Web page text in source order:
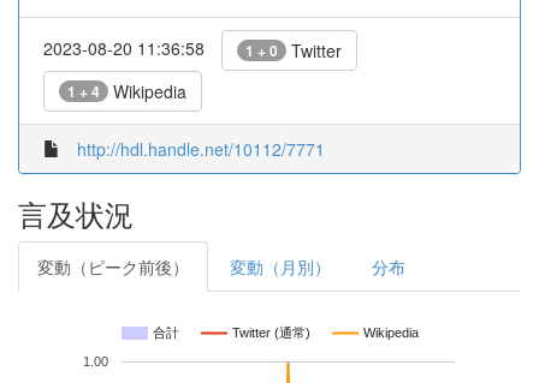
2023-08-20 11:36:58 1 + 0 Twitter
1 + 4 Wikipedia
http://hdl.handle.net/10112/7771
言及状況
変動（ピーク前後） 変動（月別） 分布
合計 Twitter (通常) Wikipedia
1.00